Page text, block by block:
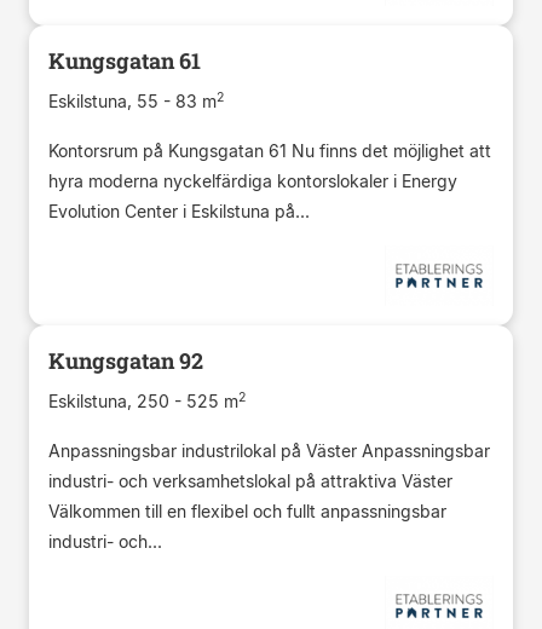
Kungsgatan 61
Eskilstuna, 55 - 83 m2
Kontorsrum på Kungsgatan 61 Nu finns det möjlighet att
hyra moderna nyckelfärdiga kontorslokaler i Energy
Evolution Center i Eskilstuna på...
Kungsgatan 92
Eskilstuna, 250 - 525 m2
Anpassningsbar industrilokal på Väster Anpassningsbar
industri- och verksamhetslokal på attraktiva Väster
Välkommen till en flexibel och fullt anpassningsbar
industri- och...